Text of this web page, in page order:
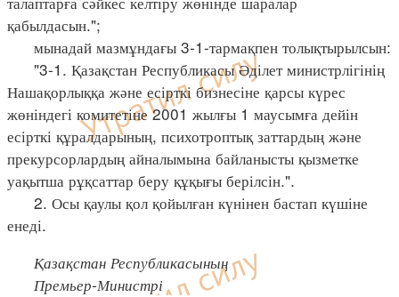
қабылдасын.";
мынадай мазмұндағы 3-1-тармақпен толықтырылсын:
"3-1. Қазақстан Республикасы Әділет министрлігінің
Нашақорлыққа және есірткі бизнесіне қарсы күрес
жөніндегі комитетіне 2001 жылғы 1 маусымға дейін
есірткі құралдарының, психотроптық заттардың және
прекурсорлардың айналымына байланысты қызметке
уақытша рұқсаттар беру құқығы берілсін.".
2. Осы қаулы қол қойылған күнінен бастап күшіне
енеді.
Қазақстан Республикасының
Премьер-Министрі